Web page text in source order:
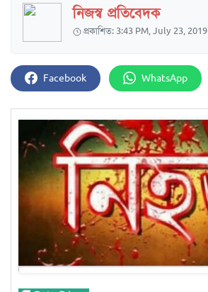
নিজস্ব প্রতিবেদক
প্রকাশিত: 3:43 PM, July 23, 2019
Facebook WhatsApp